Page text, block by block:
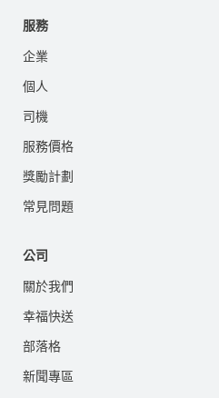
服務
企業
個人
司機
服務價格
獎勵計劃
常見問題
公司
關於我們
幸福快送
部落格
新聞專區